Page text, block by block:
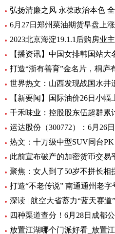
弘扬清廉之风 永葆政治本色
6月27日郑州菜油期货早盘上涨
打造“浙有善育”金名片，桐庐
世界热文：山西发现战国水井
【新要闻】国际油价26日小幅
千禾味业：控股股东伍超群累
打造“不老传说” 南通通州老字
深读 | 航空大省蓄力“蓝天赛道”
四种渠道查分！6月28日成都
放置江湖哪个门派好看_放置